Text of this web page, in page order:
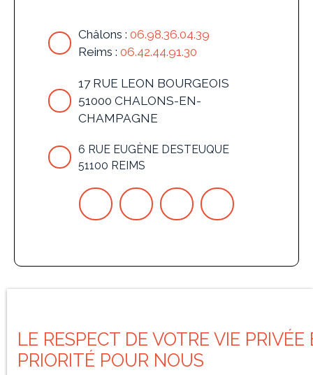
Châlons :06.98.36.04.39
Reims :06.42.44.91.30
17 RUE LEON BOURGEOIS
51000 CHALONS-EN-
CHAMPAGNE
6 RUE EUGÈNE DESTEUQUE
51100 REIMS
Je recherche un bien
Vente appartement Reims (51100)
LE RESPECT DE VOTRE VIE PRIVÉE
PRIORITÉ POUR NOUS